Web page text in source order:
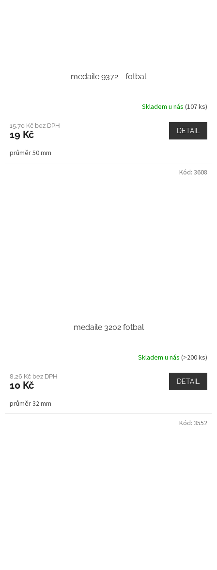
medaile 9372 - fotbal
Skladem u nás (107 ks)
15,70 Kč bez DPH
19 Kč DETAIL
průměr 50 mm
medaile 3202 fotbal
Skladem u nás (>200 ks)
8,26 Kč bez DPH
10 Kč DETAIL
průměr 32 mm
Kód: 3608
Kód: 3552